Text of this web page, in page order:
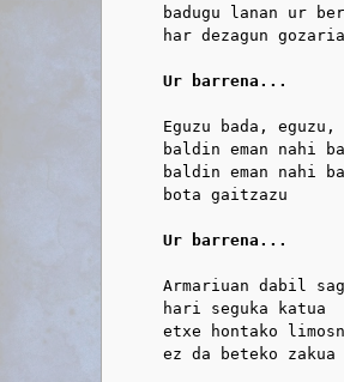
badugu lanan ur
      har dezagun gozaria
Ur barrena...
      Eguzu bada, eguzu,
baldin eman nahi
baldin eman nahi
      bota gaitzazu
Ur barrena...
Armariuan dabil
      hari seguka katua
etxe hontako
      ez da beteko zakua